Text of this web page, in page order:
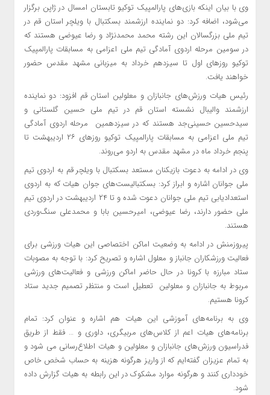
وی با بیان اینکه بازی‌های پارالمپیک توکیو تابستان امسال در ژاپن برگزار
می‌شود، اضافه کرد: دو نماینده ارزشمند بسکتبال با ویلچر استان قم در
تیم ملی بزرگسالان این رشته محمد محمدنژاد و رضا عیوضی هستند که
در سومین مرحله اردوی آمادگی تیم ملی اعزامی به مسابقات پارالمپیک
توکیو روزهای اول تا سیزدهم خرداد به میزبانی مشهد مقدس حضور
خواهند یافت.
رئیس هیات ورزش‌های جانبازان و معلولین استان قم افزود: دو نماینده
ارزشمند والیبال نشسته استان قم در تیم ملی حسین گلستانی و
سیدحسین حسینی‌جد هستند که در سیزدهمین مرحله اردوی آمادگی
تیم ملی اعزامی به مسابقات پارالمپیک توکیو روزهای ۲۶ اردیبهشت تا
پنجم خرداد ماه در مشهد مقدس به اردو می‌روند.
وی در ادامه به دعوت بازیکنان مستعد بسکتبال با ویلچر قم به اردوی تیم
ملی جوانان اشاره و ابراز کرد: بسکتبالیست‌های جوان هیات که به اردوی
استعدادیابی تیم ملی جوانان دعوت شده و تا ۲۴ اردیبهشت در اردوی تیم
ملی حضور دارند، رضا عیوضی، امیرحسین بابا و محمدعلی سنگ‌وردی
هستند.
پیروزمنش در ادامه به وضعیت اماکن اختصاصی این هیات ورزشی برای
فعالیت ورزشکاران جانباز و معلول اشاره و تصریح کرد: با توجه به مصوبات
ستاد مبارزه باکرونا در حال حاضر اماکن ورزشی و فعالیت‌های ورزشی
مربوط به جانبازان و معلولین تعطیل است و منتظر تصمیم جدید ستاد
کرونا هستیم.
وی به برنامه‌های آموزشی این هیات هم اشاره و عنوان کرد: تمام
برنامه‌های هیات اعم از کلاس‌های مربیگری، داوری و … فقط از طریق
فدراسیون ورزش‌های جانبازان و معلولین و هیات اطلاع‌رسانی می شود و
به تمام عزیزان گفته‌ایم که از واریز هرگونه هزینه به حساب شخص خاص
خودداری کنند و هرگونه موارد مشکوک در این رابطه به هیات گزارش داده
شود.